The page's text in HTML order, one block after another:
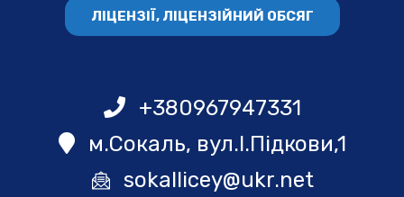
ЛІЦЕНЗІЇ, ЛІЦЕНЗІЙНИЙ ОБСЯГ
+380967947331
м.Сокаль, вул.І.Підкови,1
sokallicey@ukr.net